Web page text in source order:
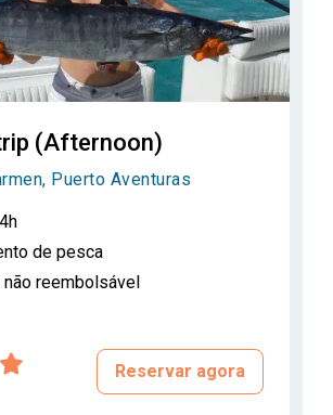
(Afternoon)
Puerto Aventuras
de pesca
reembolsável
Reservar agora